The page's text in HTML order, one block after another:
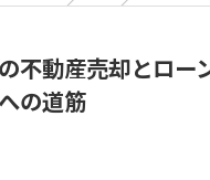
不動産売却とロー
の道筋